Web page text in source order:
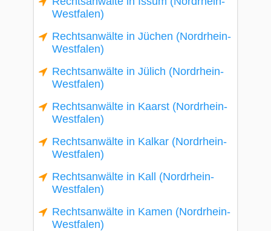
Westfalen)
Rechtsanwälte in Jüchen (Nordrhein-
Westfalen)
Rechtsanwälte in Jülich (Nordrhein-
Westfalen)
Rechtsanwälte in Kaarst (Nordrhein-
Westfalen)
Rechtsanwälte in Kalkar (Nordrhein-
Westfalen)
Rechtsanwälte in Kall (Nordrhein-
Westfalen)
Rechtsanwälte in Kamen (Nordrhein-
Westfalen)